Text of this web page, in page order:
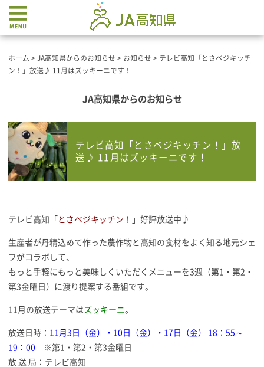
ホーム > JA高知県からのお知らせ > お知らせ > テレビ高知「とさベジキッチ
ン！」放送♪ 11月はズッキーニです！
JA高知県からのお知らせ
テレビ高知「とさベジキッチン！」放
送♪ 11月はズッキーニです！
テレビ高知「 とさベジキッチン！ 」好評放送中♪
生産者が丹精込めて作った農作物と高知の食材をよく知る地元シェ
フがコラボして、
もっと手軽にもっと美味しくいただくメニューを3週（第1・第2・
第3金曜日）に渡り提案する番組です。
11月の放送テーマは ズッキーニ。
放送日時： 11月3日（金）・10日（金）・17日（金） 18：55～
19：00
※第1・第2・第3金曜日
放 送 局：テレビ高知